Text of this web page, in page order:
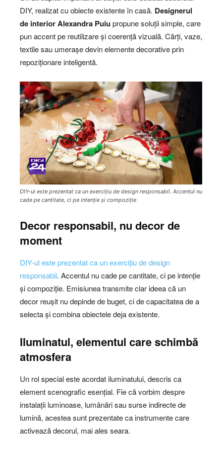
DIY, realizat cu obiecte existente în casă. Designerul
de interior Alexandra Puiupropune soluții simple, care
pun accent pe reutilizare și coerență vizuală. Cărți, vaze,
textile sau umerașe devin elemente decorative prin
repoziționare inteligentă.
DIY-ul este prezentat ca un exercițiu de design responsabil. Accentul nu
cade pe cantitate, ci pe intenție și compoziție
Decor responsabil, nu decor de
moment
DIY-ul este prezentat ca un exercițiu de design
responsabil. Accentul nu cade pe cantitate, ci pe intenție
și compoziție. Emisiunea transmite clar ideea că un
decor reușit nu depinde de buget, ci de capacitatea de a
selecta și combina obiectele deja existente.
Iluminatul, elementul care schimbă
atmosfera
Un rol special este acordat iluminatului, descris ca
element scenografic esențial. Fie că vorbim despre
instalații luminoase, lumânări sau surse indirecte de
lumină, acestea sunt prezentate ca instrumente care
activează decorul, mai ales seara.